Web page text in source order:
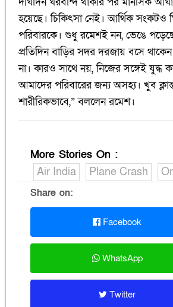
হয়েছে। চিকিৎসা নেই। আর্থিক সংকটও
পরিবারকে। শুধু রমেশই নন, ভেঙে
প্রতিদিন বাড়ির সদর দরজায় বসে
না। কারও সাথে নয়, নিজের সঙ্গেই যুদ্ধ
আমাদের পরিবারের জন্য অসহ্য। খুব
শারীরিকভাবে,” বললেন রমেশ।
More Stories On :
Air India
Plane Crash
Share on:
Facebook
WhatsApp
Twitter